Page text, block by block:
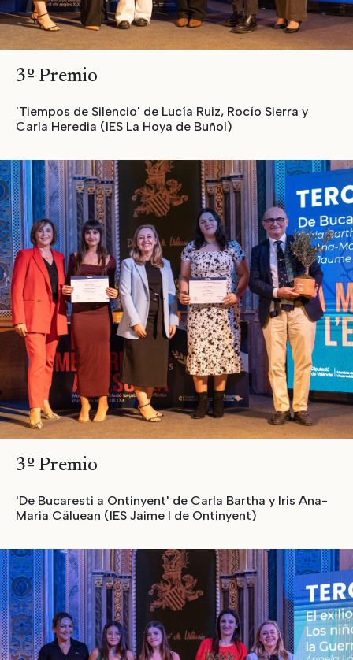
3º Premio
'Tiempos de Silencio' de Lucía Ruiz, Rocío Sierra y
Carla Heredia (IES La Hoya de Buñol)
3º Premio
'De Bucaresti a Ontinyent' de Carla Bartha y Iris Ana-
Maria Cäluean (IES Jaime I de Ontinyent)